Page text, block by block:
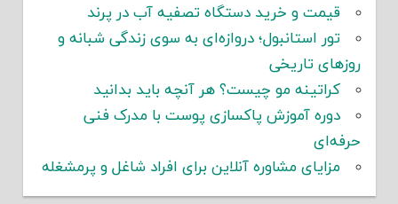
قیمت و خرید دستگاه تصفیه آب در پرند
تور استانبول؛ دروازه‌ای به سوی زندگی شبانه و
روزهای تاریخی
کراتینه مو چیست؟ هر آنچه باید بدانید
دوره آموزش پاکسازی پوست با مدرک فنی
حرفه‌ای
مزایای مشاوره آنلاین برای افراد شاغل و پرمشغله